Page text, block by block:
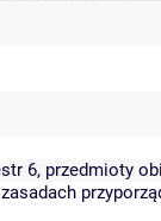
6, przedmioty